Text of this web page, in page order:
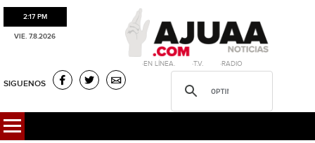
2:17 PM
VIE. 7.8.2026
·EN LÍNEA. ·T.V. ·RADIO
SIGUENOS